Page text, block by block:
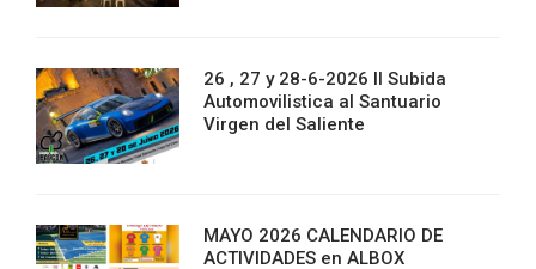
26 , 27 y 28-6-2026 II Subida
Automovilistica al Santuario
Virgen del Saliente
MAYO 2026 CALENDARIO DE
ACTIVIDADES en ALBOX